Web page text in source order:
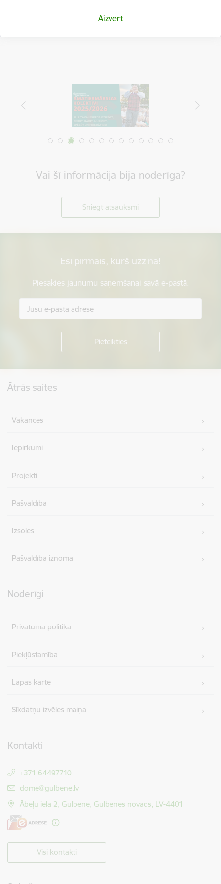
Aizvērt
Vai šī informācija bija noderīga?
Sniegt atsauksmi
Esi pirmais, kurš uzzina!
Piesakies jaunumu saņemšanai savā e-pastā.
Ātrās saites
Vakances
Iepirkumi
Projekti
Pašvaldība
Izsoles
Pašvaldība iznomā
Noderīgi
Privātuma politika
Piekļūstamība
Lapas karte
Sīkdatņu izvēles maiņa
Kontakti
+371 64497710
E-pasts:
dome@gulbene.lv
Ābeļu iela 2, Gulbene, Gulbenes novads, LV-4401
Visi kontakti